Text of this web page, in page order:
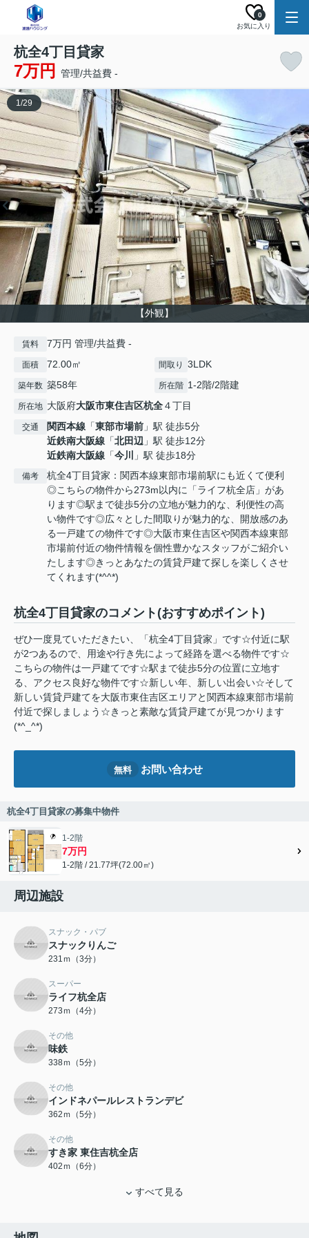
お気に入り
0
杭全4丁目貸家
7万円 管理/共益費 -
【外観】
1/29
賃料 7万円 管理/共益費 -
面積 72.00㎡ 間取り 3LDK
築年数 築58年 所在階 1-2階/2階建
所在地 大阪府大阪市東住吉区杭全４丁目
交通 関西本線 「東部市場前 」駅 徒歩5分
近鉄南大阪線 「北田辺 」駅 徒歩12分
近鉄南大阪線 「今川 」駅 徒歩18分
備考
杭全4丁目貸家：関西本線東部市場前駅にも近くて便利
◎こちらの物件から273m以内に「ライフ杭全店」があ
ります◎駅まで徒歩5分の立地が魅力的な、利便性の高
い物件です◎広々とした間取りが魅力的な、開放感のあ
る一戸建ての物件です◎大阪市東住吉区や関西本線東部
市場前付近の物件情報を個性豊かなスタッフがご紹介い
たします◎きっとあなたの賃貸戸建て探しを楽しくさせ
てくれます(*^^*)
杭全4丁目貸家のコメント(おすすめポイント)
ぜひ一度見ていただきたい、「杭全4丁目貸家」です☆付近に駅
が2つあるので、用途や行き先によって経路を選べる物件です☆
こちらの物件は一戸建てです☆駅まで徒歩5分の位置に立地す
る、アクセス良好な物件です☆新しい年、新しい出会い☆そして
新しい賃貸戸建てを大阪市東住吉区エリアと関西本線東部市場前
付近で探しましょう☆きっと素敵な賃貸戸建てが見つかります
(*^_^*)
無料 お問い合わせ
杭全4丁目貸家の募集中物件
1-2階
7万円
1-2階 / 21.77坪(72.00㎡)
周辺施設
スナック・パブ
スナックりんご
231ｍ（3分）
スーパー
ライフ杭全店
273ｍ（4分）
その他
味鉄
338ｍ（5分）
その他
インドネパールレストランデビ
362ｍ（5分）
その他
すき家 東住吉杭全店
402ｍ（6分）
すべて見る